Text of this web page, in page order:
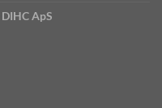
DIHC ApS